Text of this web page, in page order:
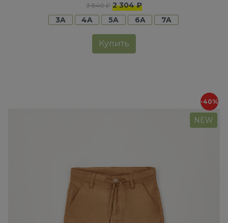
3 840 ₽ 2 304 ₽
3A
4A 5A 6A 7A
Купить
-40%
NEW